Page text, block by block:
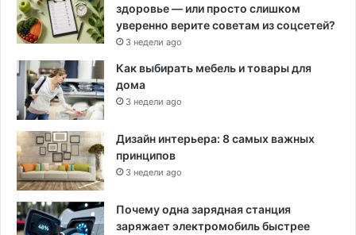
здоровье — или просто слишком
уверенно верите советам из соцсетей?
3 недели ago
Как выбирать мебель и товары для
дома
3 недели ago
Дизайн интерьера: 8 самых важных
принципов
3 недели ago
Почему одна зарядная станция
заряжает электромобиль быстрее